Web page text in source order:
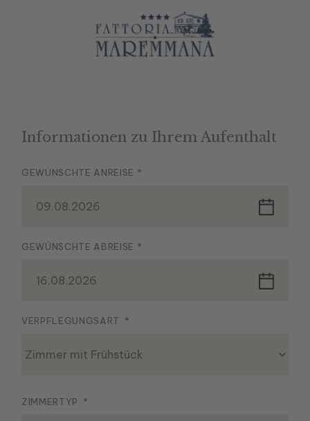
Informationen zu Ihrem Aufenthalt
GEWÜNSCHTE ANREISE *
09.08.2026
GEWÜNSCHTE ABREISE *
16.08.2026
VERPFLEGUNGSART *
Zimmer mit Frühstück
ZIMMERTYP *